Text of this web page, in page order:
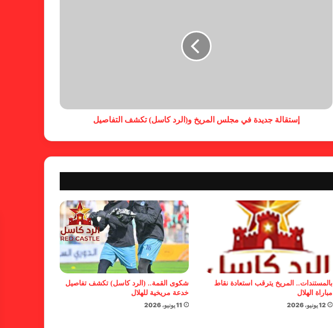
لجنة المسابقات تفاجئ الإتحاد بشأن
الهبوط والصعود
بمذكرة تفاهم
شكوى الهلال.. خطوة مريخية وغضب
على الأمين العام والمسابقات
بسبب “الصفر الدولي” .. ريجيكامب
يهرب من الهلال
إستقالة جديدة في مجلس المريخ و(الرد كاسل) تكشف التفاصيل
بالمستندات.. المريخ يترقب استعادة نقاط
مباراة الهلال
12 يونيو، 2026
شكوى القمة.. (الرد كاسل) تكشف تفاصيل
خدعة مريخية للهلال
11 يونيو، 2026